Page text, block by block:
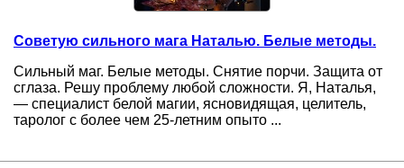
Советую сильного мага Наталью. Белые методы.
Сильный маг. Белые методы. Снятие порчи. Защита от
сглаза. Решу проблему любой сложности. Я, Наталья,
— специалист белой магии, ясновидящая, целитель,
таролог с более чем 25-летним опыто ...